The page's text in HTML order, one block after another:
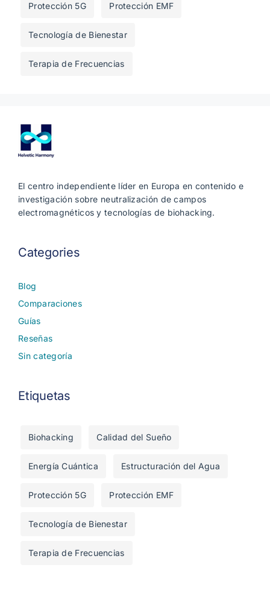
Protección 5G Protección EMF
Tecnología de Bienestar
Terapia de Frecuencias
El centro independiente líder en Europa en contenido e
investigación sobre neutralización de campos
electromagnéticos y tecnologías de biohacking.
Categories
Blog
Comparaciones
Guías
Reseñas
Sin categoría
Etiquetas
Biohacking Calidad del Sueño
Energía Cuántica Estructuración del Agua
Protección 5G Protección EMF
Tecnología de Bienestar
Terapia de Frecuencias